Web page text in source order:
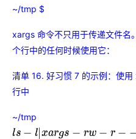
~/tmp $
xargs 命令不只用于传递文件名
个行中的任何时候使用它：
清单 16. 好习惯 7 的示例：使
行中
~/tmp
ls− l|x a gs−rw− r− −r−− 7jo e oe